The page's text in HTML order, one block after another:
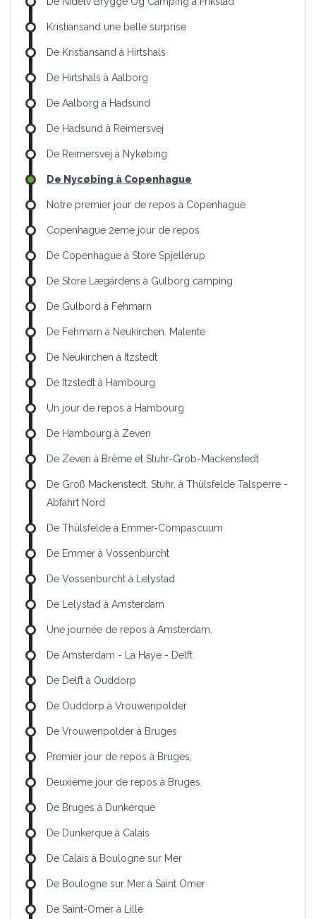
Kristiansand une belle surprise
De Kristiansand à Hirtshals
De Hirtshals à Aalborg
De Aalborg à Hadsund
De Hadsund à Reimersvej
De Reimersvej à Nykøbing
De Nycøbing à Copenhague
Notre premier jour de repos à Copenhague
Copenhague 2eme jour de repos
De Copenhague à Store Spjellerup
De Store Lægärdens à Gulborg camping
De Gulbord à Fehmarn
De Fehmarn à Neukirchen. Malente
De Neukirchen à Itzstedt
De Itzstedt à Hambourg
Un jour de repos à Hambourg
De Hambourg à Zeven
De Zeven à Brême et Stuhr-Grob-Mackenstedt
De Groß Mackenstedt, Stuhr, à Thülsfelde Talsperre -
Abfahrt Nord
De Thülsfelde à Emmer-Compascuum
De Emmer à Vossenburcht
De Vossenburcht à Lelystad
De Lelystad à Amsterdam
Une journée de repos à Amsterdam.
De Amsterdam - La Haye - Delft
De Delft à Ouddorp
De Ouddorp à Vrouwenpolder
De Vrouwenpolder à Bruges
Premier jour de repos à Bruges,
Deuxième jour de repos à Bruges.
De Bruges à Dunkerque
De Dunkerque à Calais
De Calais à Boulogne sur Mer
De Boulogne sur Mer à Saint Omer
De Saint-Omer à Lille